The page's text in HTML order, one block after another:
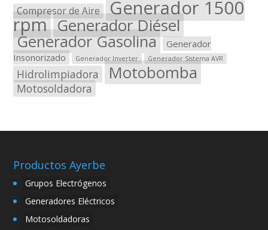
Compresor de Aire Generador 1500
rpm Generador Diésel
Generador Gasolina
Generador
Insonorizado
Generador Inverter Generador Sistema AVR
Hidrolimpiadora Motobomba
Motosoldadora
Productos Ayerbe
Grupos Electrógenos
Generadores Eléctricos
Motosoldadoras